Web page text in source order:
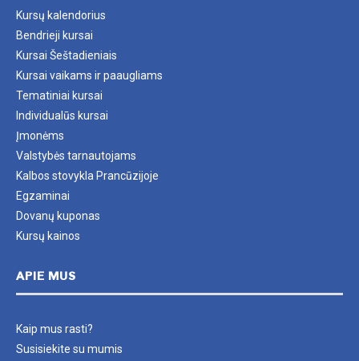
Kursų kalendorius
Bendrieji kursai
Kursai Šeštadieniais
Kursai vaikams ir paaugliams
Tematiniai kursai
Individualūs kursai
Įmonėms
Valstybės tarnautojams
Kalbos stovykla Prancūzijoje
Egzaminai
Dovanų kuponas
Kursų kainos
APIE MUS
Kaip mus rasti?
Susisiekite su mumis